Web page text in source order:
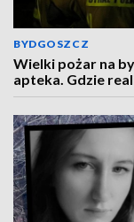
BYDGOSZCZ
Wielki pożar na
apteka. Gdzie